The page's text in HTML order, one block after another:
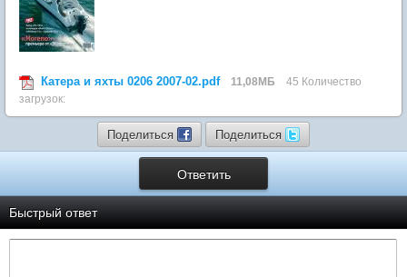
Катера и яхты 0206 2007-02.pdf 11,08МБ
45 Количество
загрузок:
Поделиться Поделиться
Ответить
Быстрый ответ